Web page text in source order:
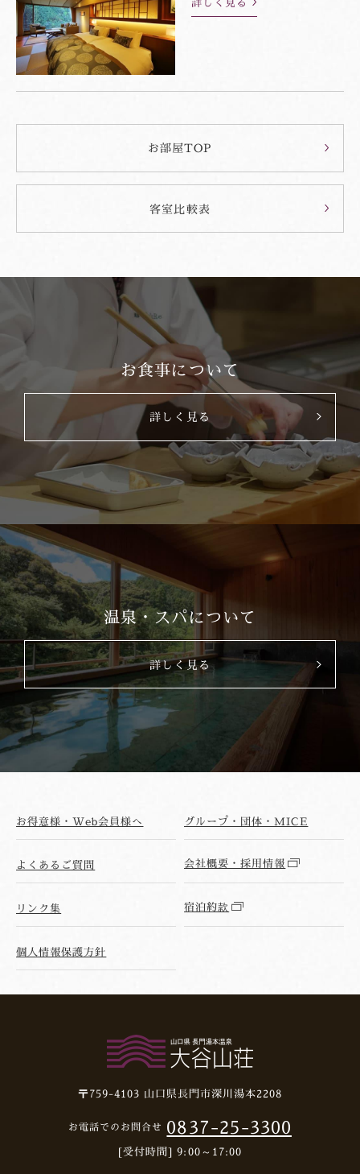
お部屋TOP
客室比較表
お食事について
詳しく見る
温泉・スパについて
詳しく見る
お得意様・Web会員様へ グループ・団体・MICE
よくあるご質問 会社概要・採用情報
リンク集 宿泊約款
個人情報保護方針
〒759-4103 山口県長門市深川湯本2208
お電話でのお問合せ 0837-25-3300
[受付時間] 9:00～17:00